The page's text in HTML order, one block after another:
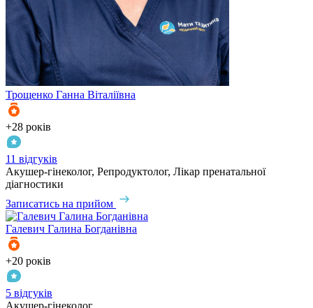
Трощенко Ганна Віталіївна
+28 років
11 відгуків
Акушер-гінеколог, Репродуктолог, Лікар пренатальної
діагностики
Записатись на прийом
Галевич Галина Богданівна
+20 років
5 відгуків
Акушер-гінеколог